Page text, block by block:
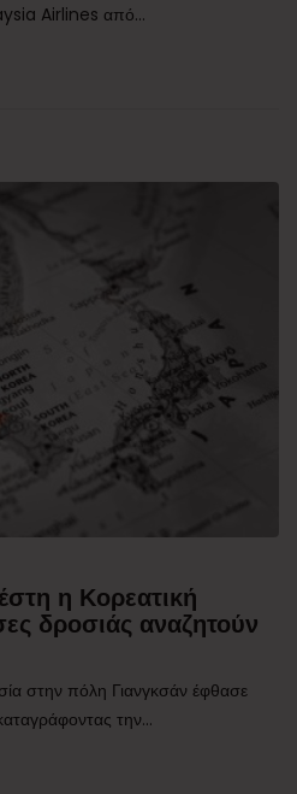
Airlines από...
η Κορεατική
δροσιάς αναζητούν
στην πόλη Γιανγκσάν έφθασε
την...